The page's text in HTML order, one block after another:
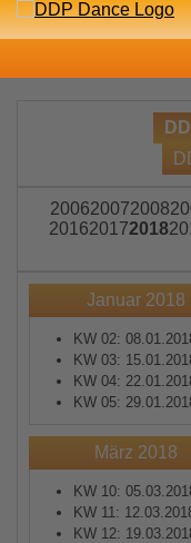
200620072008
201620172018
Januar 2018
KW 02:
KW 03:
KW 04:
KW 05:
März 2018
KW 10:
KW 11:
KW 12: